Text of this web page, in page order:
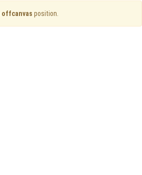
offcanvas position.